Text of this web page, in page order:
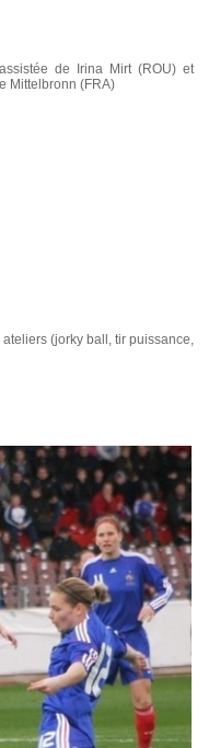
de Irina Mirt (ROU) et
Mittelbronn (FRA)
(jorky ball, tir puissance,